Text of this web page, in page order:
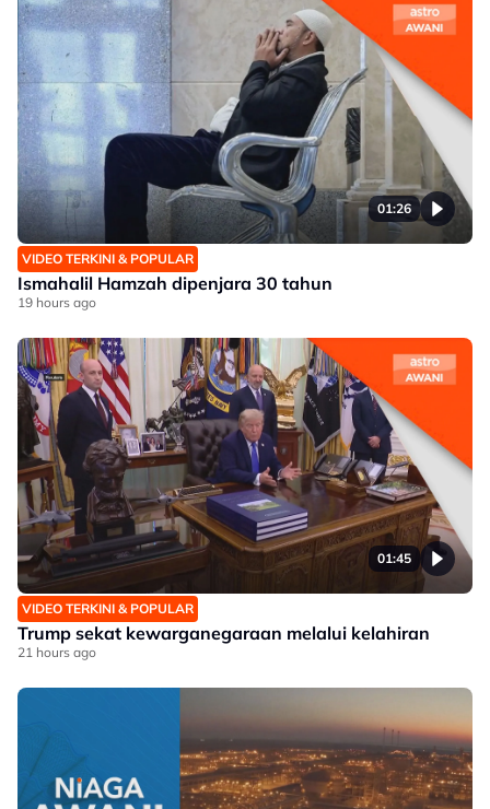
01:26
VIDEO TERKINI & POPULAR
Ismahalil Hamzah dipenjara 30 tahun
19 hours ago
01:45
VIDEO TERKINI & POPULAR
Trump sekat kewarganegaraan melalui kelahiran
21 hours ago